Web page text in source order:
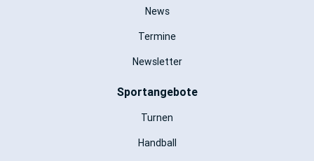
News
Termine
Newsletter
Sportangebote
Turnen
Handball